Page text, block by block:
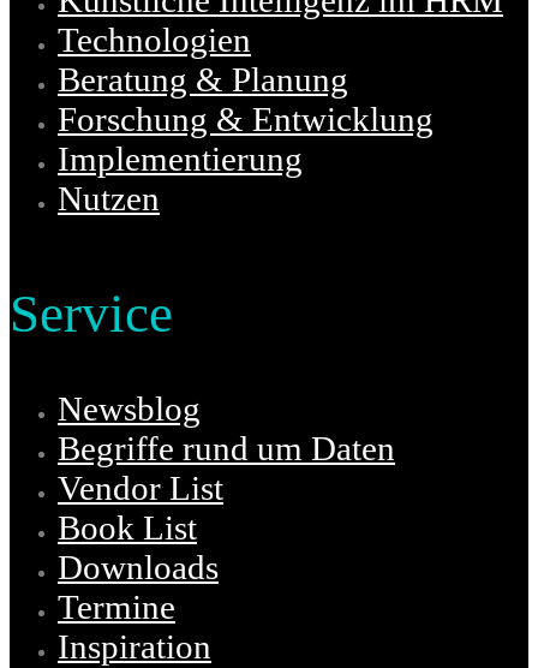
Technologien
Beratung & Planung
Forschung & Entwicklung
Implementierung
Nutzen
Service
Newsblog
Begriffe rund um Daten
Vendor List
Book List
Downloads
Termine
Inspiration